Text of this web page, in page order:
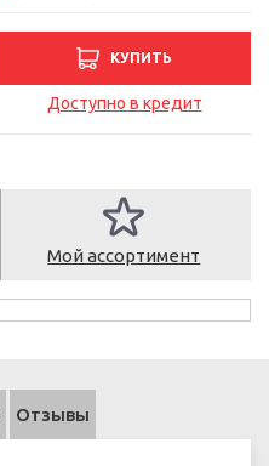
КУПИТЬ
Доступно в кредит
Мой ассортимент
Отзывы